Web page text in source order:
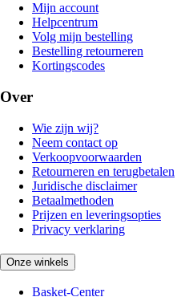
Mijn account
Helpcentrum
Volg mijn bestelling
Bestelling retourneren
Kortingscodes
Over
Wie zijn wij?
Neem contact op
Verkoopvoorwaarden
Retourneren en terugbetalen
Juridische disclaimer
Betaalmethoden
Prijzen en leveringsopties
Privacy verklaring
Onze winkels
Basket-Center